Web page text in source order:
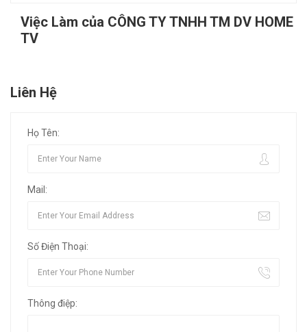
Việc Làm của CÔNG TY TNHH TM DV HOME
TV
Liên Hệ
Họ Tên:
Mail:
Số Điện Thoại:
Thông điệp: